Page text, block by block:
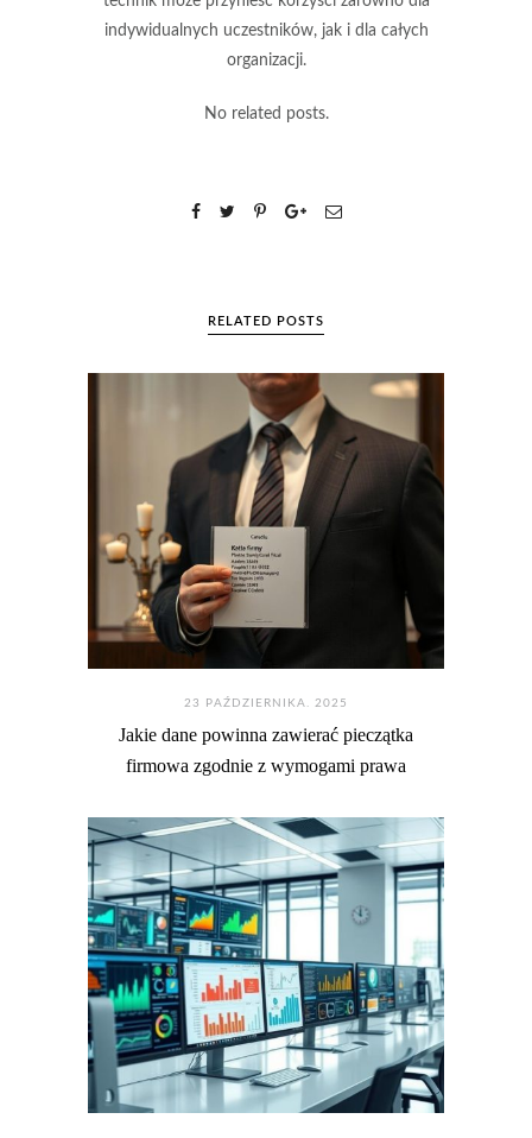
indywidualnych uczestników, jak i dla całych
organizacji.
No related posts.
RELATED POSTS
23 PAŹDZIERNIKA. 2025
Jakie dane powinna zawierać pieczątka
firmowa zgodnie z wymogami prawa